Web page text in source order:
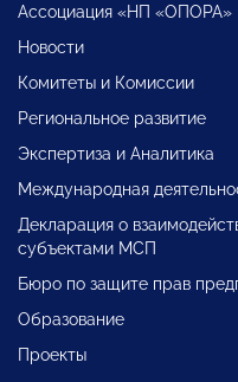
Ассоциация «НП «ОПОРА»
Новости
Комитеты и Комиссии
Региональное развитие
Экспертиза и Аналитика
Международная
Декларация о
субъектами МСП
Бюро по защите прав
Образование
Проекты